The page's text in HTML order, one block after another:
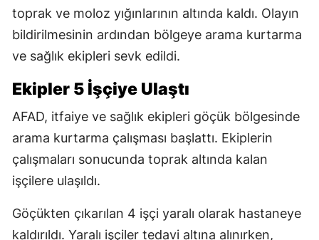
toprak ve moloz yığınlarının altında kaldı. Olayın
bildirilmesinin ardından bölgeye arama kurtarma
ve sağlık ekipleri sevk edildi.
Ekipler 5 İşçiye Ulaştı
AFAD, itfaiye ve sağlık ekipleri göçük bölgesinde
arama kurtarma çalışması başlattı. Ekiplerin
çalışmaları sonucunda toprak altında kalan
işçilere ulaşıldı.
Göçükten çıkarılan 4 işçi yaralı olarak hastaneye
kaldırıldı. Yaralı işçiler tedavi altına alınırken,